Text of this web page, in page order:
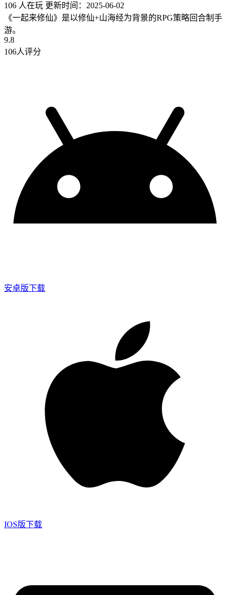
106 人在玩 更新时间：2025-06-02
《一起来修仙》是以修仙+山海经为背景的RPG策略回合制手
游。
9.8
106人评分
安卓版下载
IOS版下载